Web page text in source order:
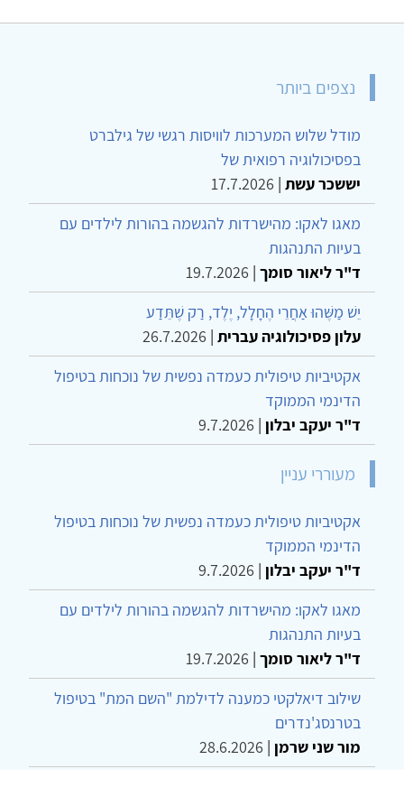
נצפים ביותר
מודל שלוש המערכות לוויסות רגשי של גילברט
בפסיכולוגיה רפואית של
יששכר עשת |
17.7.2026
מאגו לאקו: מהישרדות להגשמה בהורות לילדים עם
בעיות התנהגות
ד"ר ליאור סומך |
19.7.2026
יֵשׁ מַשֶּׁהוּ אַחֲרֵי הֶחָלָל, יֶלֶד, רַק שֶׁתֵּדַע
עלון פסיכולוגיה עברית |
26.7.2026
אקטיביות טיפולית כעמדה נפשית של נוכחות בטיפול
הדינמי הממוקד
ד"ר יעקב יבלון |
9.7.2026
מעוררי עניין
אקטיביות טיפולית כעמדה נפשית של נוכחות בטיפול
הדינמי הממוקד
ד"ר יעקב יבלון |
9.7.2026
מאגו לאקו: מהישרדות להגשמה בהורות לילדים עם
בעיות התנהגות
ד"ר ליאור סומך |
19.7.2026
שילוב דיאלקטי כמענה לדילמת "השם המת" בטיפול
בטרנסג'נדרים
מור שני שרמן |
28.6.2026